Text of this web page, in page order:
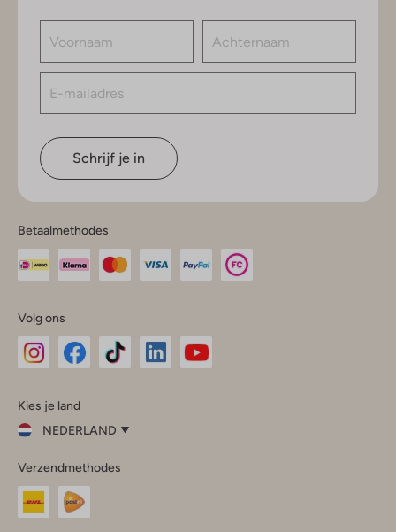
Schrijf je in
Betaalmethodes
Volg ons
InstagramFacebook
Kies je land
NEDERLAND
je
land
Nederland
Verzendmethodes